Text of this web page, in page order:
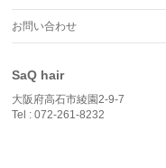
お問い合わせ
SaQ hair
大阪府高石市綾園2-9-7
Tel : 072-261-8232